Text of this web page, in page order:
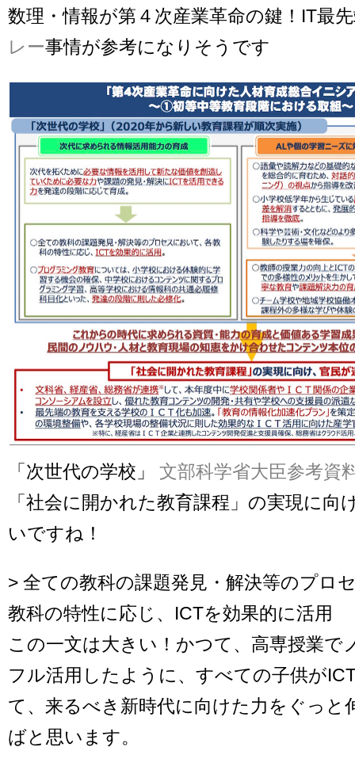
数理・情報が第４次産業革命の鍵！IT最
レー事情が参考になりそうです
「次世代の学校」 文部科学省大臣参考資
「社会に開かれた教育課程」の実現に向
いですね！
> 全ての教科の課題発見・解決等のプロ
教科の特性に応じ、ICTを効果的に活用
この一文は大きい！かつて、高専授業で
フル活用したように、すべての子供が
て、来るべき新時代に向けた力をぐっと
ばと思います。